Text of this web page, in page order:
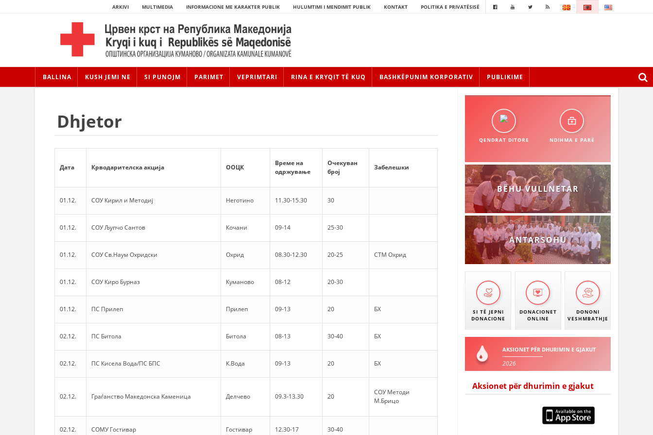
ARKIVI MULTIMEDIA INFORMACIONE ME KARAKTER PUBLIK HULUMTIMI I MENDIMIT PUBLIK KONTAKT POLITIKA E PRIVATËSISË
BALLINA KUSH JEMI NE SI PUNOJM PARIMET VEPRIMTARI RINA E KRYQIT TË KUQ BASHKËPUNIM KORPORATIV PUBLIKIME
HISTORIA E KRYQIT TË KUQ
ANËTARËSIMI NË STRUKTURAT PROFESIONALE
LIGJI I KRYQIT TË KUQ
ORGANIZIMI DHE ZHVILLIMI
BORDI DREJTUES
STRUKTURA DHE STRUKTURA ORGANIZATIVE
Dhjetor
Дата Крводарителска акција ООЦК
Време на
одржување
Очекуван
број
Забелешки
01.12. СОУ Кирил и Методиј Неготино 11.30-15.30 30
01.12. СОУ Љупчо Сантов Кочани 09-14 25-30
01.12. СОУ Св.Наум Охридски Охрид 08.30-12.30 20-25 СТМ Охрид
01.12. СОУ Киро Бурназ Куманово 08-12 20-30
01.12. ПС Прилеп Прилеп 09-13 20 БХ
02.12. ПС Битола Битола 08-13 30-40 БХ
02.12. ПС Кисела Вода/ПС БПС К.Вода 09-13 20 БХ
02.12. Граѓанство Македонска Каменица Делчево 09.3-13.30 20
СОУ Методи
М.Брицо
02.12. СОМУ Гостивар Гостивар 12.30-17 30-40
QENDRAT DITORE NDIHMA E PARË
BËHU VULLNETAR
ANTARSOHU
SI TË JEPNI
DONACIONE
DONACIONET
ONLINE
DONONI
VESHMBATHJE
AKSIONET PËR DHURIMIN E GJAKUT
2026
Aksionet për dhurimin e gjakut